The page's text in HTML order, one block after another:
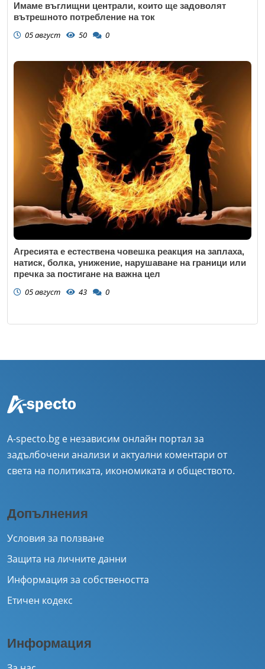
Имаме въглищни централи, които ще задоволят
вътрешното потребление на ток
05 август 50 0
Агресията е естествена човешка реакция на заплаха,
натиск, болка, унижение, нарушаване на граници или
пречка за постигане на важна цел
05 август 43 0
A-specto.bg е независим онлайн портал за
задълбочени анализи и актуални коментари от
света на политиката, икономиката и обществото.
Допълнения
Условия за ползване
Защита на личните данни
Информация за собствеността
Етичен кодекс
Информация